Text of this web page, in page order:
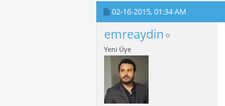
02-16-2015,01:34 AM
emreaydin
Yeni Üye